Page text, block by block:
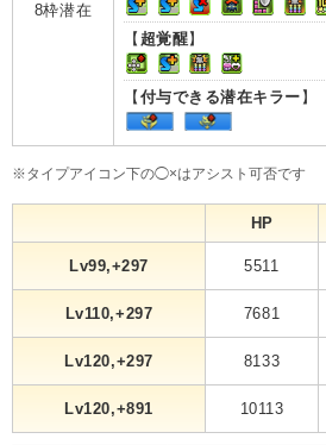
8枠潜在
【 超覚醒】
【 付与できる潜在キラー 】
※タイプアイコン下の◯×はアシスト可否です
HP
Lv99,+297 5511
Lv110,+297 7681
Lv120,+297 8133
Lv120,+891 10113